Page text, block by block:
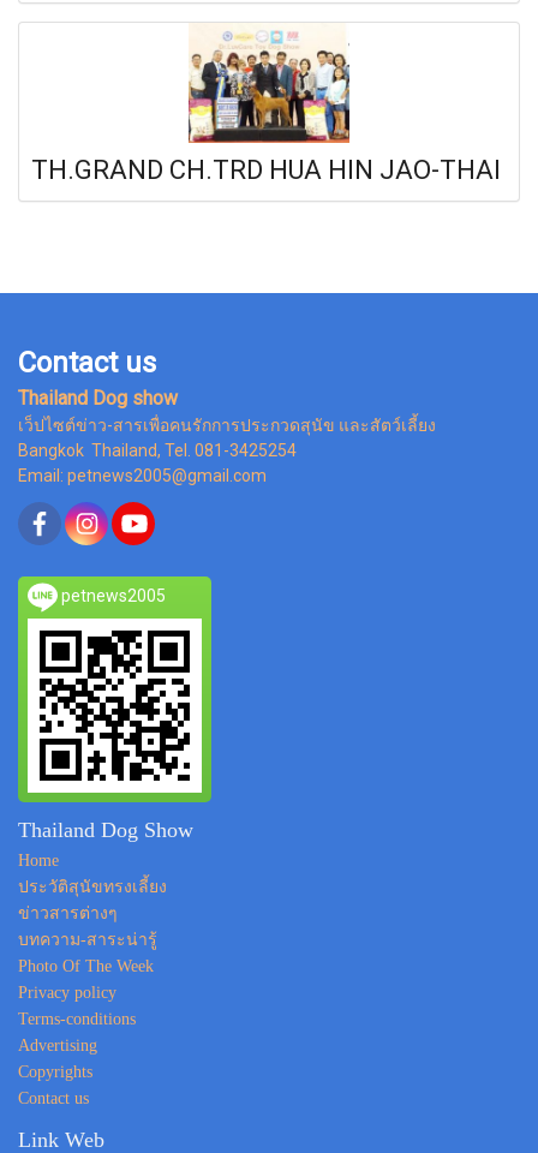
TH.GRAND CH.TRD HUA HIN JAO-THAI
Contact us
Thailand Dog show
เว็ปไซต์ข่าว-สารเพื่อคนรักการประกวดสุนัข และสัตว์เลี้ยง
Bangkok Thailand, Tel. 081-3425254
Email: petnews2005@gmail.com
petnews2005
Thailand Dog Show
Home
ประวัติสุนัขทรงเลี้ยง
ข่าวสารต่างๆ
บทความ-สาระน่ารู้
Photo Of The Week
Privacy policy
Terms-conditions
Advertising
Copyrights
Contact us
Link Web